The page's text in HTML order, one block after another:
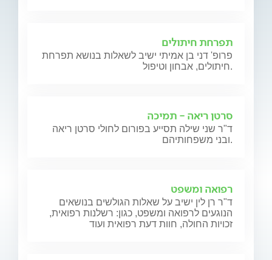
תפרחת חיתולים
פרופ' דני בן אמיתי ישיב לשאלות בנושא תפרחת
חיתולים, אבחון וטיפול.
סרטן ריאה - תמיכה
ד"ר שני שילה תסייע בפורום לחולי סרטן ריאה
ובני משפחותיהם.
רפואה ומשפט
ד"ר רן לין ישיב על שאלות הגולשים בנושאים
הנוגעים לרפואה ומשפט, כגון: רשלנות רפואית,
זכויות החולה, חוות דעת רפואית ועוד